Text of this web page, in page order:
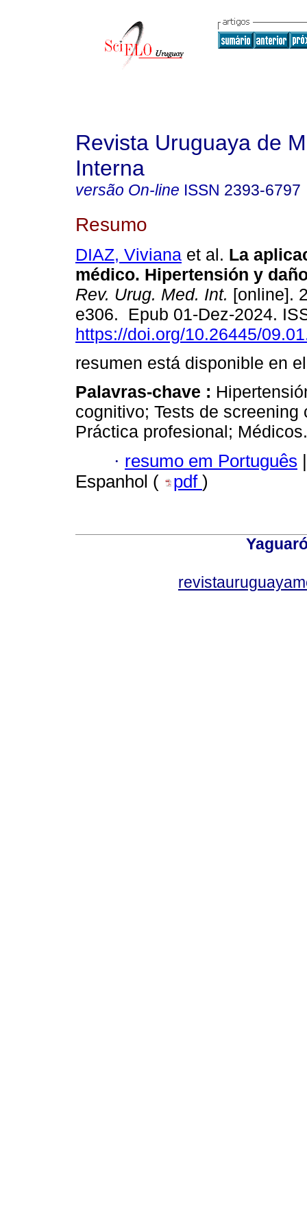
Revista Uruguaya de
Interna
versão On-line ISSN 2393-6797
Resumo
DIAZ, Viviana et al. La
médico. Hipertensión y
Rev. Urug. Med. Int. [online].
e306. Epub 01-Dez-2024.
https://doi.org/10.26445/
resumen está disponible en
Palavras-chave :
cognitivo; Tests de screening
Práctica profesional; Médicos.
· resumo em Português |
Espanhol (
pdf )